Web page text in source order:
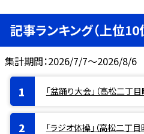
記事ランキング（上位10
集計期間：2026/7/7～2026/8/6
「盆踊り大会」（高松二丁目
「ラジオ体操」（高松二丁目